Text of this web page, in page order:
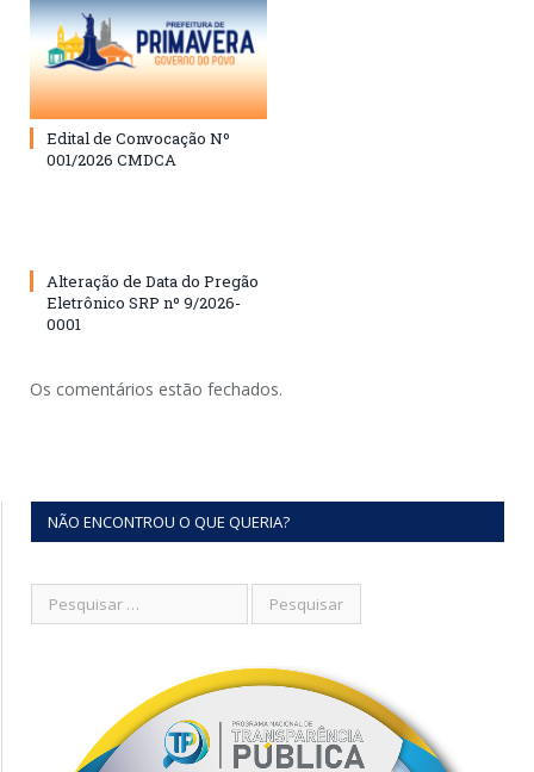
Edital de Convocação Nº
001/2026 CMDCA
Alteração de Data do Pregão
Eletrônico SRP nº 9/2026-
0001
Os comentários estão fechados.
NÃO ENCONTROU O QUE QUERIA?